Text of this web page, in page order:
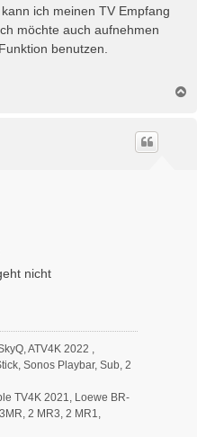
ich meinen TV Empfang
möchte auch aufnehmen
benutzen.
nicht
ATV4K 2022 ,
Sonos Playbar, Sub, 2
TV4K 2021, Loewe BR-
2 MR3, 2 MR1,